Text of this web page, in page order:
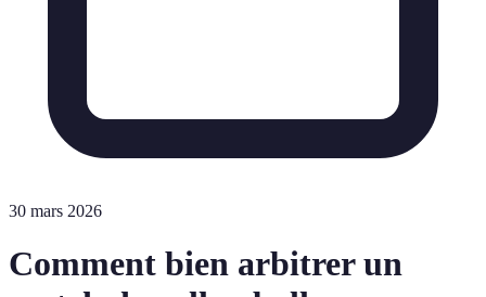
30 mars 2026
Comment bien arbitrer un